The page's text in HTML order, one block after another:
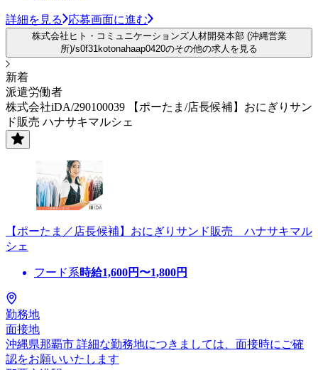
詳細を見る 応募画面に進む
株式会社ヒト・コミュニケーションズ人材開発本部 (沖縄営業
所)/s0f31kotonahaap0420のその他の求人を見る
新着
派遣労働者
株式会社iDA/290100039 【ポーたま/店長候補】おにぎりサン
ド販売 ハナサキマルシェ
【ポーたま／店長候補】おにぎりサンド販売 ハナサキマル
シェ
フード系時給1,600円〜1,800円
勤務地
面接地
沖縄県那覇市 詳細な勤務地につきましては、面接時にご確
認をお願いいたします